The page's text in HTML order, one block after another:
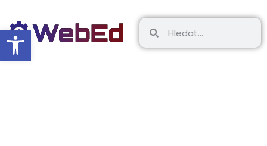
Open toolbar